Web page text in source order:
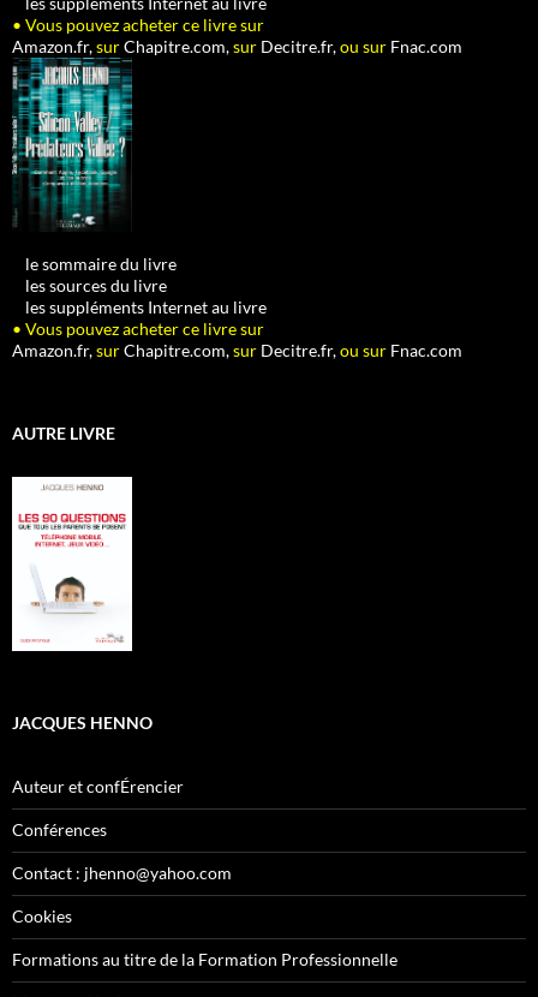
• Vous pouvez acheter ce livre sur
Amazon.fr,surChapitre.com,sur Decitre.fr,ou sur Fnac.com
le sommaire du livre
les sources du livre
les suppléments Internet au livre
• Vous pouvez acheter ce livre sur
Amazon.fr,surChapitre.com,sur Decitre.fr,ou sur Fnac.com
AUTRE LIVRE
JACQUES HENNO
Auteur et confÉrencier
Conférences
Contact : jhenno@yahoo.com
Cookies
Formations au titre de la Formation Professionnelle